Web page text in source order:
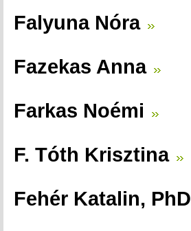
Falyuna Nóra
Fazekas Anna
Farkas Noémi
F. Tóth Krisztina
Fehér Katalin, PhD